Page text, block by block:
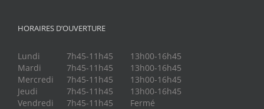
HORAIRES D’OUVERTURE
Lundi 7h45-11h45
13h00-16h45
Mardi
7h45-11h45
13h00-16h45
Mercredi
7h45-11h45
13h00-16h45
Jeudi
7h45-11h45
13h00-16h45
Vendredi
7h45-11h45 Fermé